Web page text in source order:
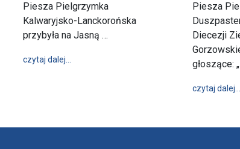
Piesza Pielgrzymka
Kalwaryjsko-Lanckorońska
przybyła na Jasną …
czytaj dalej… wpis 225. Piesza Pielgrzymka Kalwaryjsko-
Piesza
Diecezji
głoszące:
czytaj dalej…